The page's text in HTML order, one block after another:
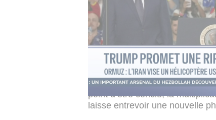
Interrogé sur une éventuelle
iraniennes, Trump a refusé de
menace. "Nous pourrions les
également affirmé que les
maritime dans le détroit
zone durant la nuit grâce à
Malgré ses affirmations
point d’être conclu, la
laisse entrevoir une nouvelle